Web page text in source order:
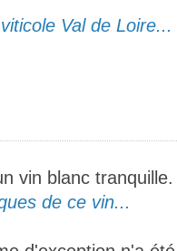
Val de Loire...
vin blanc tranquille.
de ce vin...